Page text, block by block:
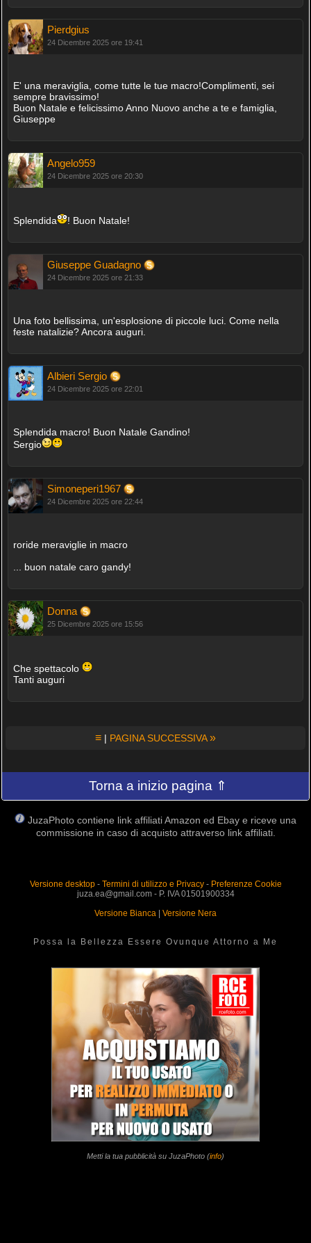
Pierdgius
24 Dicembre 2025 ore 19:41
E' una meraviglia, come tutte le tue macro!Complimenti, sei
sempre bravissimo!
Buon Natale e felicissimo Anno Nuovo anche a te e famiglia,
Giuseppe
Angelo959
24 Dicembre 2025 ore 20:30
Splendida ! Buon Natale!
Giuseppe Guadagno
24 Dicembre 2025 ore 21:33
Una foto bellissima, un'esplosione di piccole luci. Come nella
feste natalizie? Ancora auguri.
Albieri Sergio
24 Dicembre 2025 ore 22:01
Splendida macro! Buon Natale Gandino!
Sergio
Simoneperi1967
24 Dicembre 2025 ore 22:44
roride meraviglie in macro
... buon natale caro gandy!
Donna
25 Dicembre 2025 ore 15:56
Che spettacolo
Tanti auguri
≡ | PAGINA SUCCESSIVA»
Torna a inizio pagina ⇑
JuzaPhoto contiene link affiliati Amazon ed Ebay e riceve una
commissione in caso di acquisto attraverso link affiliati.
Versione desktop- Termini di utilizzo e Privacy- Preferenze Cookie
juza.ea@gmail.com - P. IVA 01501900334
Versione Bianca
Versione Nera
Possa la Bellezza Essere Ovunque Attorno a Me
Metti la tua pubblicità su JuzaPhoto (info)